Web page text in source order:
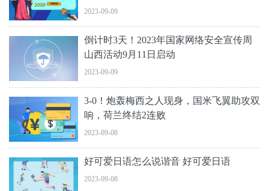
2023-09-09
​倒计时3天！2023年国家网络安全宣传周
山西活动9月11日启动
2023-09-09
3-0！炮轰梅西之人现身，国米飞翼助攻双
响，荷兰终结2连败
2023-09-08
好可爱日语怎么说谐音 好可爱日语
2023-09-08